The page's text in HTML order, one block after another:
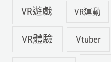
VR遊戲 VR運動
VR體驗 Vtuber